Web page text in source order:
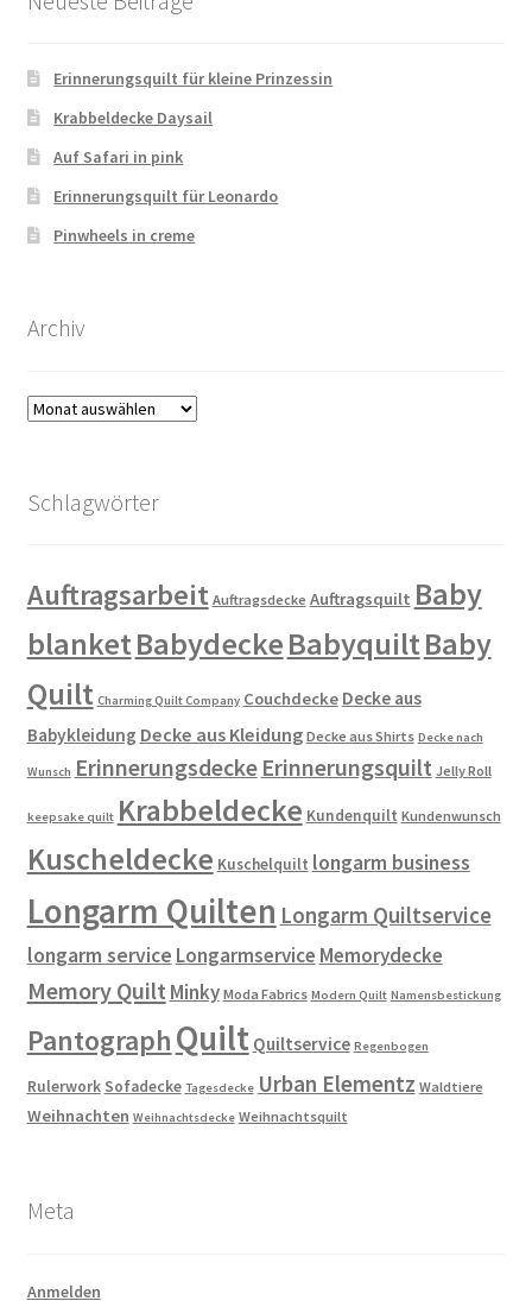
Erinnerungsquilt für kleine Prinzessin
Krabbeldecke Daysail
Auf Safari in pink
Erinnerungsquilt für Leonardo
Pinwheels in creme
Archiv
Archiv
Schlagwörter
Auftragsarbeit Auftragsdecke Auftragsquilt Baby
blanketBabydeckeBabyquiltBaby
Quilt Charming Quilt Company Couchdecke Decke aus
Babykleidung Decke aus Kleidung Decke aus Shirts Decke nach
Wunsch Erinnerungsdecke Erinnerungsquilt Jelly Roll
keepsake quilt Krabbeldecke Kundenquilt Kundenwunsch
Kuscheldecke Kuschelquilt longarm business
Longarm Quilten Longarm Quiltservice
longarm service Longarmservice Memorydecke
Memory Quilt Minky Moda Fabrics Modern Quilt Namensbestickung
Pantograph Quilt Quiltservice Regenbogen
Rulerwork Sofadecke Tagesdecke Urban Elementz Waldtiere
Weihnachten Weihnachtsdecke Weihnachtsquilt
Meta
Anmelden